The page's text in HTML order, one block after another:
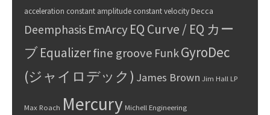
acceleration constant amplitude constant velocityDecca
Deemphasis EmArcyEQ Curve / EQ カー
ブEqualizerfine groove Funk GyroDec
(ジャイロデック) James Brown Jim Hall LP
Max Roach Mercury Michell Engineering